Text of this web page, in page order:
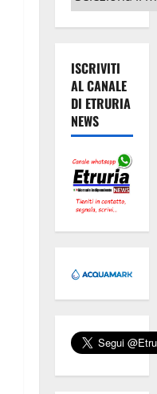
ISCRIVITI
AL CANALE
DI ETRURIA
NEWS